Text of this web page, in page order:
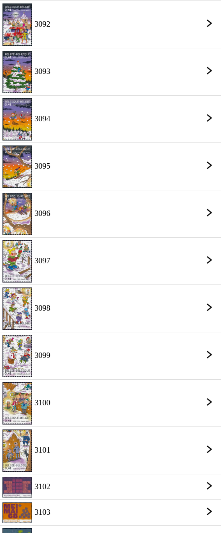
3092
3093
3094
3095
3096
3097
3098
3099
3100
3101
3102
3103